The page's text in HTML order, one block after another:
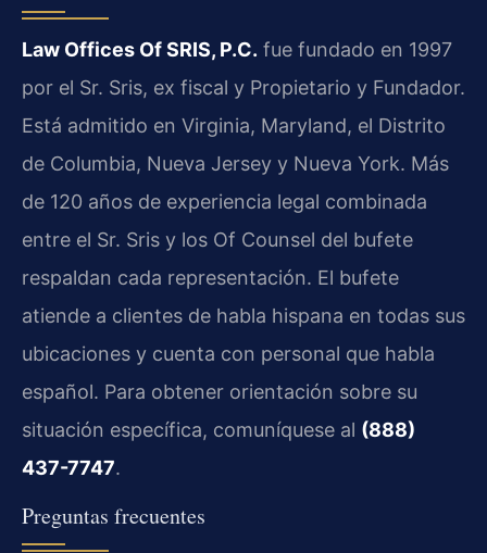
Law Offices Of SRIS, P.C. fue fundado en 1997
por el Sr. Sris, ex fiscal y Propietario y Fundador.
Está admitido en Virginia, Maryland, el Distrito
de Columbia, Nueva Jersey y Nueva York. Más
de 120 años de experiencia legal combinada
entre el Sr. Sris y los Of Counsel del bufete
respaldan cada representación. El bufete
atiende a clientes de habla hispana en todas sus
ubicaciones y cuenta con personal que habla
español. Para obtener orientación sobre su
situación específica, comuníquese al (888)
437-7747.
Preguntas frecuentes